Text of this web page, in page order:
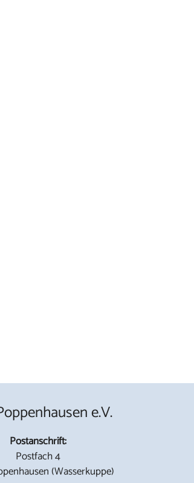
e.V.
Postanschrift:
Postfach 4
(Wasserkuppe)